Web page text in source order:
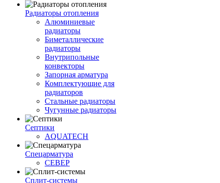
Радиаторы отопления
Алюминиевые
радиаторы
Биметаллические
радиаторы
Внутрипольные
конвекторы
Запорная арматура
Комплектующие для
радиаторов
Стальные радиаторы
Чугунные радиаторы
Септики
AQUATECH
Спецарматура
СЕВЕР
Сплит-системы